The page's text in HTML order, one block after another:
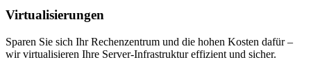
Virtualisierungen
Sparen Sie sich Ihr Rechenzentrum und die hohen Kosten dafür –
wir virtualisieren Ihre Server-Infrastruktur effizient und sicher.